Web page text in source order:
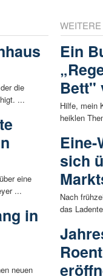
die
...
eine
...
in
neuen
Ein
Bett"
Hilfe, mein
heiklen
Eine-
sich
Nach
das